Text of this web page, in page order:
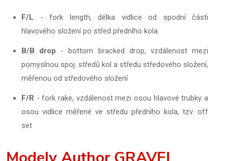
F/L - fork length, délka vidlice od spodní části
hlavového složení po střed předního kola
B/B drop - bottom bracked drop, vzdálenost mezi
pomyslnou spoj. středů kol a středu středového složení,
měřenou od středového složení
F/R - fork rake, vzdálenost mezi osou hlavové trubky a
osou vidlice měřené ve středu předního kola, tzv. off
set